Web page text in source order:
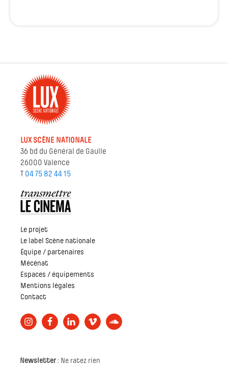
LUX SCÈNE NATIONALE
36 bd du Général de Gaulle
26000 Valence
T 04 75 82 44 15
Le projet
Le label Scène nationale
Équipe / partenaires
Mécénat
Espaces / équipements
Mentions légales
Contact
Newsletter: Ne ratez rien